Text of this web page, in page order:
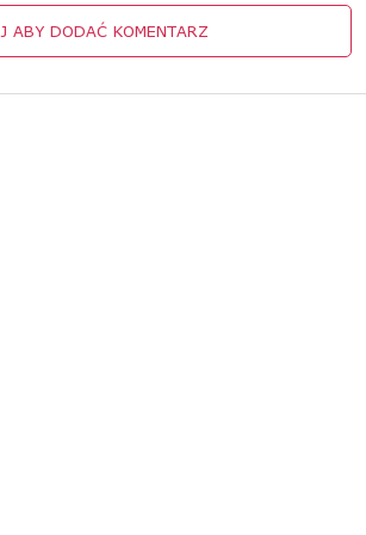
ABY DODAĆ KOMENTARZ